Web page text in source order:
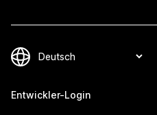
Entwickler-Login